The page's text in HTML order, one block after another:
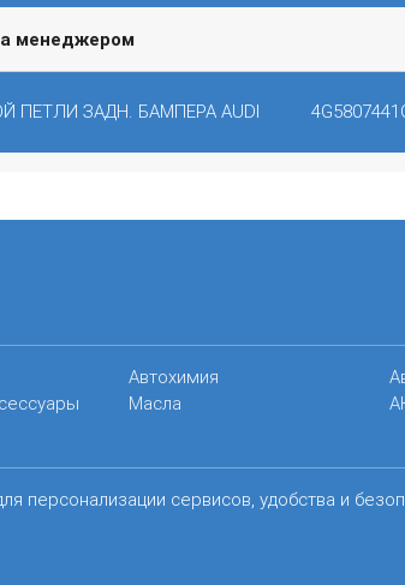
менеджером
ПЕТЛИ ЗАДН. БАМПЕРА AUDI
Автохимия
Масла
персонализации сервисов, удобства и